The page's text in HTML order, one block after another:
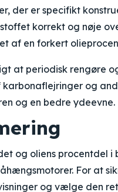
der er specifikt
korrekt og nøje
af en forkert
at periodisk rengøre
og
og en bedre ydeevne.
og oliens procentdel
For at
og vælge den